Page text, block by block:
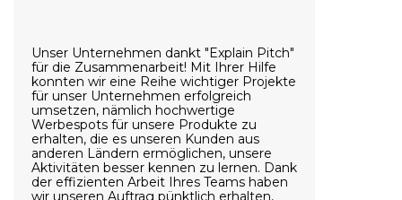
Unser Unternehmen dankt "Explain Pitch"
für die Zusammenarbeit! Mit Ihrer Hilfe
konnten wir eine Reihe wichtiger Projekte
für unser Unternehmen erfolgreich
umsetzen, nämlich hochwertige
Werbespots für unsere Produkte zu
erhalten, die es unseren Kunden aus
anderen Ländern ermöglichen, unsere
Aktivitäten besser kennen zu lernen. Dank
der effizienten Arbeit Ihres Teams haben
wir unseren Auftrag pünktlich erhalten,